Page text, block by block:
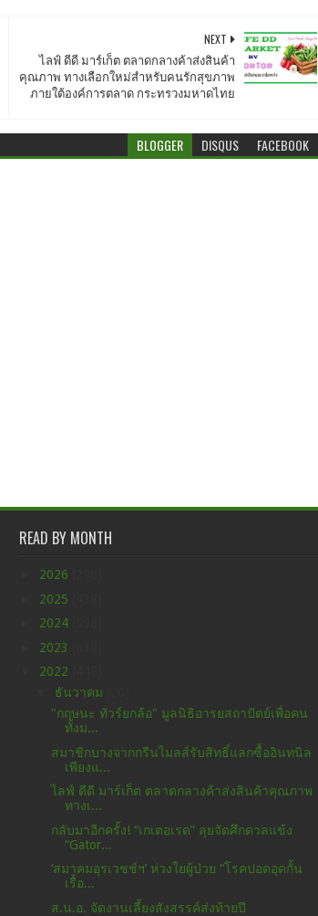
NEXT
ไลฟ์ ดีดี มาร์เก็ต ตลาดกลางค้าส่งสินค้า
คุณภาพ ทางเลือกใหม่สำหรับคนรักสุขภาพ
ภายใต้องค์การตลาด กระทรวงมหาดไทย
BLOGGER DISQUS FACEBOOK
READ BY MONTH
2026
2025
2024
2023
2022
ธันวาคม
"กฤษนะ ทัวร์ยกล้อ" มูลนิธิอารยสถาปัตย์เพื่อคน
ทั้งม...
สมาชิกบางจากกรีนไมลส์รับสิทธิ์แลกซื้ออินทนิล
เพียงแ...
ไลฟ์ ดีดี มาร์เก็ต ตลาดกลางค้าส่งสินค้าคุณภาพ
ทางเ...
กลับมาอีกครั้ง! “เกเตอเรด” ลุยจัดศึกดวลแข้ง
“Gator...
‘สมาคมอุรเวชช์ฯ’ ห่วงใยผู้ป่วย “โรคปอดอุดกั้น
เรื้อ...
ส.น.อ. จัดงานเลี้ยงสังสรรค์ส่งท้ายปี